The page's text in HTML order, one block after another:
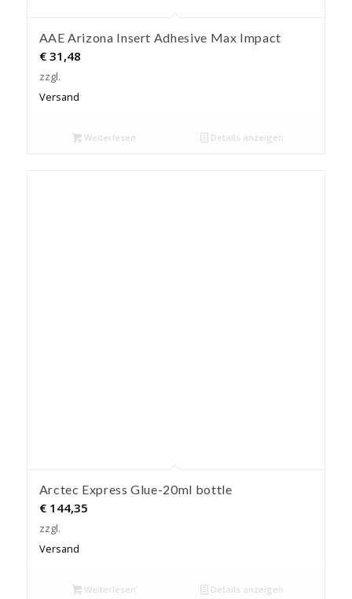
AAE Arizona Insert Adhesive Max Impact
€31,48
zzgl.
Versand
Weiterlesen Details anzeigen
Arctec Express Glue-20ml bottle
€144,35
zzgl.
Versand
Weiterlesen Details anzeigen